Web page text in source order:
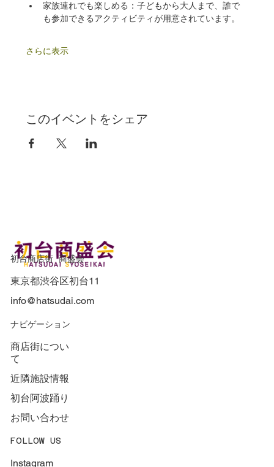
家族連れでも楽しめる：子どもから大人まで、誰で
も参加できるアクティビティが用意されています。
さらに表示
このイベントをシェア
初台商店街 商盛会
東京都渋谷区初台11
info@hatsudai.com
​ナビゲーション
商店街につい
て
近隣施設情報
初台阿波踊り
お問い合わせ
FOLLOW US
Instagram